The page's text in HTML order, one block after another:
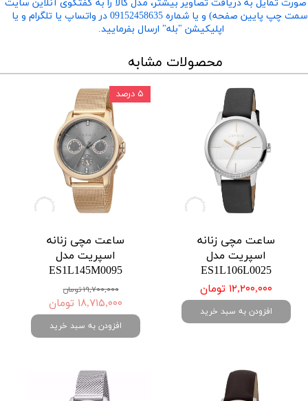
تمایل به دریافت تصاویر بیشتر، مدل کالا را به گفتگوی آنلاین سایت
​​​​​​​(سمت چپ پایین صفحه) و یا شماره 09152458635 در واتساپ یا تلگرام و یا
اپلیکیشن "بله" ارسال بفرمایید.
محصولات مشابه
ساعت مچی زنانه
اسپریت مدل
ES1L106L0025
۱۲,۲۰۰,۰۰۰ تومان
افزودن به سبد خرید
ساعت مچی زنانه
اسپریت مدل
ES1L145M0095
۱۹,۷۰۰,۰۰۰ تومان
۱۸,۷۱۵,۰۰۰ تومان
افزودن به سبد خرید
۵ درصد